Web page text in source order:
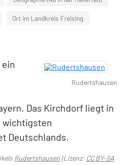
Ort im Landkreis Freising
Rudertshausen
Das Kirchdorf liegt in
wichtigsten
Deutschlands.
Rudertshausen(Lizenz: CC BY-SA